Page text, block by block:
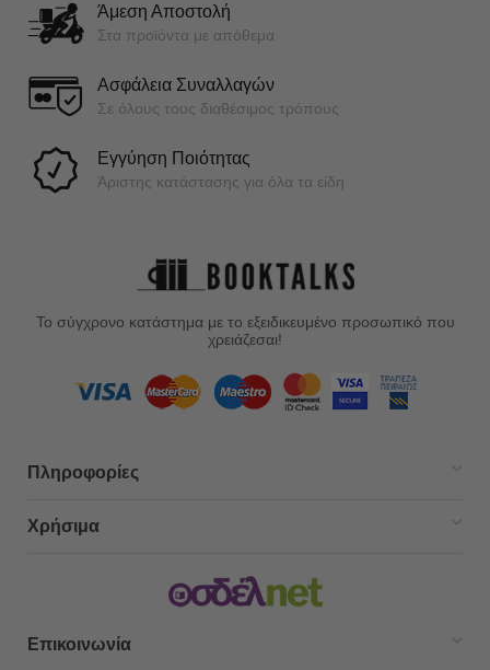
Άμεση Αποστολή
Στα προϊόντα με απόθεμα
Ασφάλεια Συναλλαγών
Σε όλους τους διαθέσιμος τρόπους
Εγγύηση Ποιότητας
Άριστης κατάστασης για όλα τα είδη
Το σύγχρονο κατάστημα με το εξειδικευμένο προσωπικό που
χρειάζεσαι!
Πληροφορίες
Χρήσιμα
Επικοινωνία